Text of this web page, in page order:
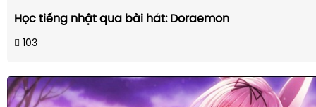
Học tiếng nhật qua bài hát: Doraemon
103